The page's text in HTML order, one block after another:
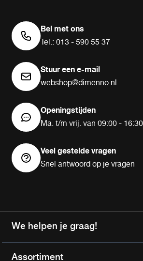
Bel met ons
Tel.: 013 - 590 55 37
Stuur een e-mail
webshop@dimenno.nl
Openingstijden
Ma. t/m vrij. van 09:00 - 16:30
Veel gestelde vragen
Snel antwoord op je vragen
We helpen je graag!
Assortiment